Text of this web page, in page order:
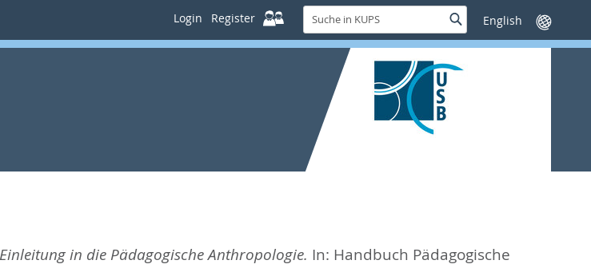
Login Register
Suche
in
KUPS
SucheSprache
wechseln
in die Pädagogische Anthropologie. In: Handbuch Pädagogische